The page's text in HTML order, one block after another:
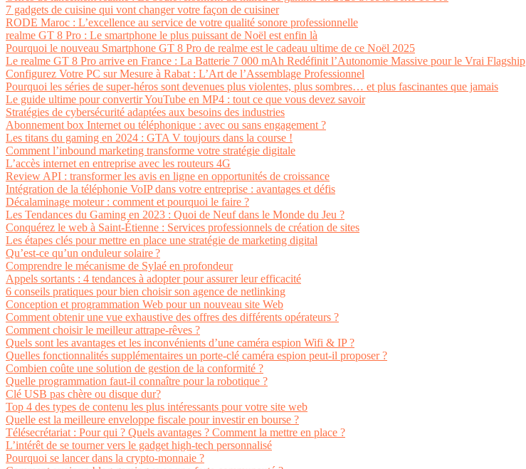
7 gadgets de cuisine qui vont changer votre façon de cuisiner
RODE Maroc : L’excellence au service de votre qualité sonore professionnelle
realme GT 8 Pro : Le smartphone le plus puissant de Noël est enfin là
Pourquoi le nouveau Smartphone GT 8 Pro de realme est le cadeau ultime de ce Noël 2025
Le realme GT 8 Pro arrive en France : La Batterie 7 000 mAh Redéfinit l’Autonomie Massive pour le Vrai Flagship
Configurez Votre PC sur Mesure à Rabat : L’Art de l’Assemblage Professionnel
Pourquoi les séries de super-héros sont devenues plus violentes, plus sombres… et plus fascinantes que jamais
Le guide ultime pour convertir YouTube en MP4 : tout ce que vous devez savoir
Stratégies de cybersécurité adaptées aux besoins des industries
Abonnement box Internet ou téléphonique : avec ou sans engagement ?
Les titans du gaming en 2024 : GTA V toujours dans la course !
Comment l’inbound marketing transforme votre stratégie digitale
L’accès internet en entreprise avec les routeurs 4G
Review API : transformer les avis en ligne en opportunités de croissance
Intégration de la téléphonie VoIP dans votre entreprise : avantages et défis
Décalaminage moteur : comment et pourquoi le faire ?
Les Tendances du Gaming en 2023 : Quoi de Neuf dans le Monde du Jeu ?
Conquérez le web à Saint-Étienne : Services professionnels de création de sites
Les étapes clés pour mettre en place une stratégie de marketing digital
Qu’est-ce qu’un onduleur solaire ?
Comprendre le mécanisme de Sylaé en profondeur
Appels sortants : 4 tendances à adopter pour assurer leur efficacité
6 conseils pratiques pour bien choisir son agence de netlinking
Conception et programmation Web pour un nouveau site Web
Comment obtenir une vue exhaustive des offres des différents opérateurs ?
Comment choisir le meilleur attrape-rêves ?
Quels sont les avantages et les inconvénients d’une caméra espion Wifi & IP ?
Quelles fonctionnalités supplémentaires un porte-clé caméra espion peut-il proposer ?
Combien coûte une solution de gestion de la conformité ?
Quelle programmation faut-il connaître pour la robotique ?
Clé USB pas chère ou disque dur?
Top 4 des types de contenu les plus intéressants pour votre site web
Quelle est la meilleure enveloppe fiscale pour investir en bourse ?
Télésecrétariat : Pour qui ? Quels avantages ? Comment la mettre en place ?
L’intérêt de se tourner vers le gadget high-tech personnalisé
Pourquoi se lancer dans la crypto-monnaie ?